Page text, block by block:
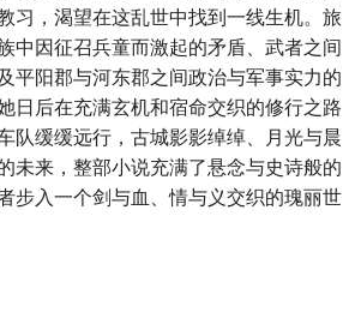
习，渴望在这乱世中找到一线生机。旅
中因征召兵童而激起的矛盾、武者之间
平阳郡与河东郡之间政治与军事实力的
日后在充满玄机和宿命交织的修行之路
队缓缓远行，古城影影绰绰、月光与晨
未来，整部小说充满了悬念与史诗般的
步入一个剑与血、情与义交织的瑰丽世